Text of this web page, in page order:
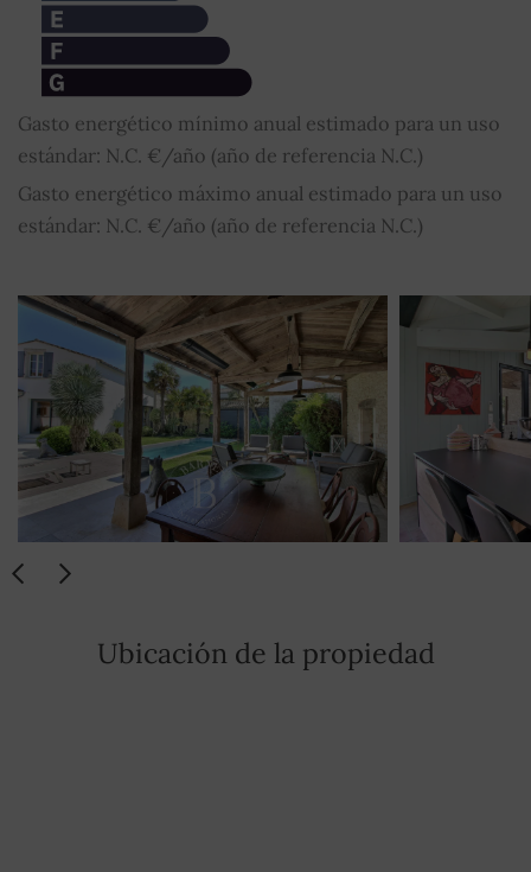
Gasto energético mínimo anual estimado para un uso
estándar: N.C. €/año (año de referencia N.C.)
Gasto energético máximo anual estimado para un uso
estándar: N.C. €/año (año de referencia N.C.)
Ubicación de la propiedad